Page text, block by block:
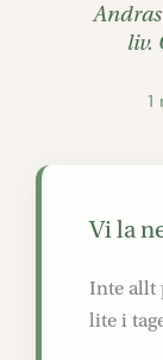
liv.
1
Vi la
Inte allt
lite i